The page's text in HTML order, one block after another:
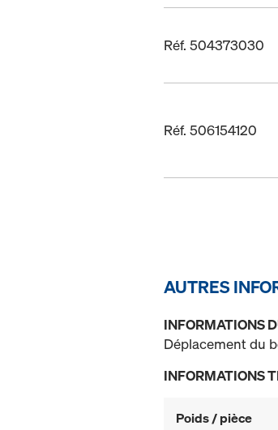
Réf. 504373030
Réf. 506154120
AUTRES
INFORMATIONS
Déplacement du
INFORMATIONS
Poids / pièce